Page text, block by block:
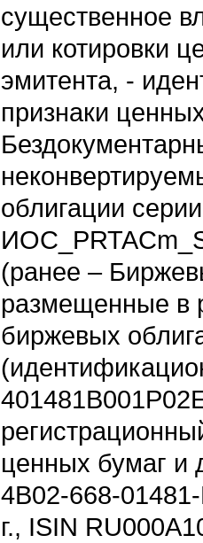
существенное
или котировки
эмитента, -
признаки
облигации серии
(ранее –
размещенные в
биржевых
ценных бумаг и
4B02-668-
г., ISIN